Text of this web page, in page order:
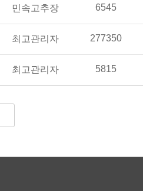
민속고추장 6545
최고관리자 277350
최고관리자 5815